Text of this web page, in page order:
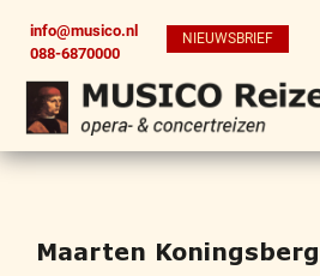
info@musico.nl
088-6870000
NIEUWSBRIEF
Maarten